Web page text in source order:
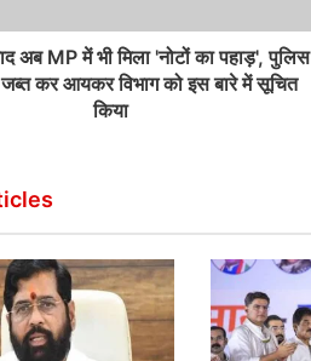
अब MP में भी मिला 'नोटों का पहाड़', पुलिस
जब्त कर आयकर विभाग को इस बारे में सूचित
किया